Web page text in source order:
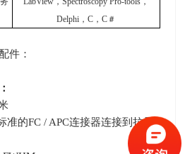
Delphi ，C ，C ＃
件：
准的FC / APC连接器连接到拉曼